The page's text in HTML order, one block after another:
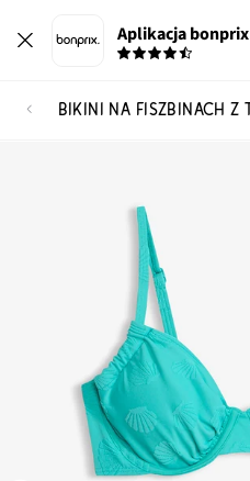
Aplikacja bonprix